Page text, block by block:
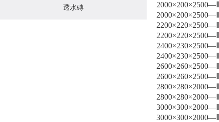
透水磚